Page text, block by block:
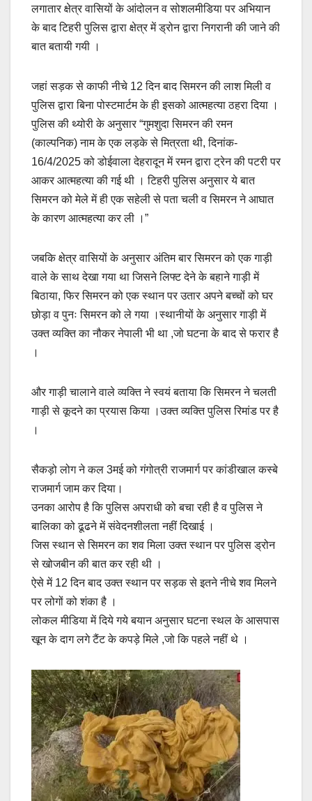
लगातार क्षेत्र वासियों के आंदोलन व सोशलमीडिया पर अभियान
के बाद टिहरी पुलिस द्वारा क्षेत्र में ड्रोन द्वारा निगरानी की जाने की
बात बतायी गयी ।
जहां सड़क से काफी नीचे 12 दिन बाद सिमरन की लाश मिली व
पुलिस द्वारा बिना पोस्टमार्टम के ही इसको आत्महत्या ठहरा दिया ।
पुलिस की थ्योरी के अनुसार “गुमशुदा सिमरन की रमन
(काल्पनिक) नाम के एक लड़के से मित्रता थी, दिनांक-
16/4/2025 को डोईवाला देहरादून में रमन द्वारा ट्रेन की पटरी पर
आकर आत्महत्या की गई थी । टिहरी पुलिस अनुसार ये बात
सिमरन को मेले में ही एक सहेली से पता चली व सिमरन ने आघात
के कारण आत्महत्या कर ली ।”
जबकि क्षेत्र वासियों के अनुसार अंतिम बार सिमरन को एक गाड़ी
वाले के साथ देखा गया था जिसने लिफ्ट देने के बहाने गाड़ी में
बिठाया, फिर सिमरन को एक स्थान पर उतार अपने बच्चों को घर
छोड़ा व पुनः सिमरन को ले गया ।स्थानीयों के अनुसार गाड़ी में
उक्त व्यक्ति का नौकर नेपाली भी था ,जो घटना के बाद से फरार है
।
और गाड़ी चालाने वाले व्यक्ति ने स्वयं बताया कि सिमरन ने चलती
गाड़ी से कूदने का प्रयास किया ।उक्त व्यक्ति पुलिस रिमांड पर है
।
सैकड़ो लोग ने कल 3मई को गंगोत्री राजमार्ग पर कांडीखाल कस्बे
राजमार्ग जाम कर दिया।
उनका आरोप है कि पुलिस अपराधी को बचा रही है व पुलिस ने
बालिका को ढूढने में संवेदनशीलता नहीं दिखाई ।
जिस स्थान से सिमरन का शव मिला उक्त स्थान पर पुलिस ड्रोन
से खोजबीन की बात कर रही थी ।
ऐसे में 12 दिन बाद उक्त स्थान पर सड़क से इतने नीचे शव मिलने
पर लोगों को शंका है ।
लोकल मीडिया में दिये गये बयान अनुसार घटना स्थल के आसपास
खून के दाग लगे टैंट के कपड़े मिले ,जो कि पहले नहीं थे ।